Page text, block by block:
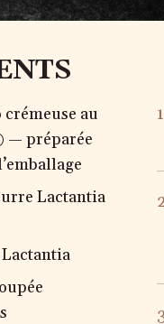
au
— préparée
Lactantia